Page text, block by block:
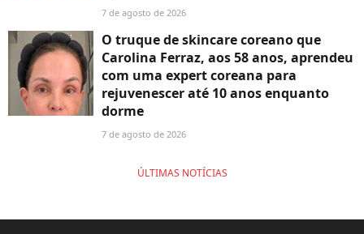
7 de agosto de 2026
O truque de skincare coreano que
Carolina Ferraz, aos 58 anos, aprendeu
com uma expert coreana para
rejuvenescer até 10 anos enquanto
dorme
7 de agosto de 2026
ÚLTIMAS NOTÍCIAS